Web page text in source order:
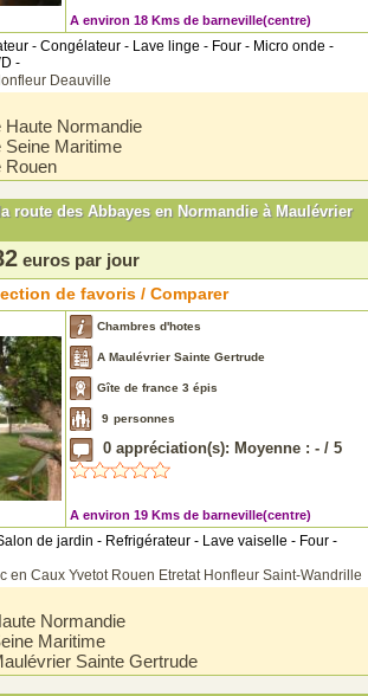
A environ 18 Kms de barneville(centre)
- Congélateur - Lave linge - Four - Micro onde -
-
Deauville
Haute Normandie
Seine Maritime
Rouen
route des Abbayes en Normandie à Maulévrier
euros par jour
de favoris / Comparer
Chambres d'hotes
A Maulévrier Sainte Gertrude
Gîte de france 3 épis
9 personnes
0 appréciation(s): Moyenne : - / 5
A environ 19 Kms de barneville(centre)
de jardin - Refrigérateur - Lave vaiselle - Four -
en Caux Yvetot Rouen Etretat Honfleur Saint-Wandrille
Normandie
Maritime
Sainte Gertrude